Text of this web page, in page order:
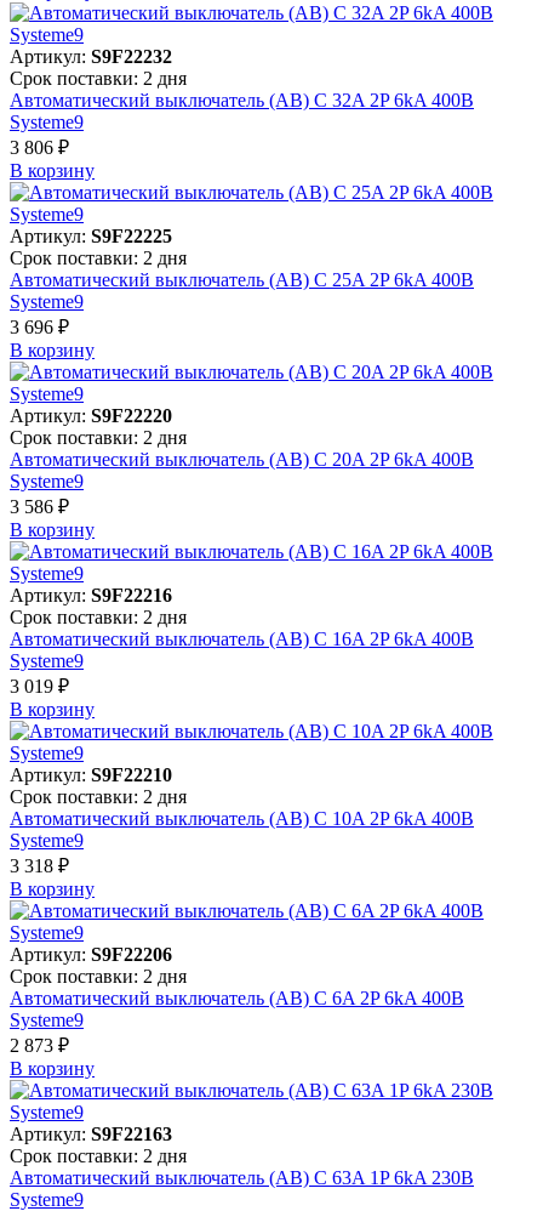
Артикул: S9F22232
Срок поставки: 2 дня
Автоматический выключатель (АВ) C 32A 2P 6kA 400В
Systeme9
3 806 ₽
В корзинy
Артикул: S9F22225
Срок поставки: 2 дня
Автоматический выключатель (АВ) C 25A 2P 6kA 400В
Systeme9
3 696 ₽
В корзинy
Артикул: S9F22220
Срок поставки: 2 дня
Автоматический выключатель (АВ) C 20A 2P 6kA 400В
Systeme9
3 586 ₽
В корзинy
Артикул: S9F22216
Срок поставки: 2 дня
Автоматический выключатель (АВ) C 16A 2P 6kA 400В
Systeme9
3 019 ₽
В корзинy
Артикул: S9F22210
Срок поставки: 2 дня
Автоматический выключатель (АВ) C 10A 2P 6kA 400В
Systeme9
3 318 ₽
В корзинy
Артикул: S9F22206
Срок поставки: 2 дня
Автоматический выключатель (АВ) C 6A 2P 6kA 400В
Systeme9
2 873 ₽
В корзинy
Артикул: S9F22163
Срок поставки: 2 дня
Автоматический выключатель (АВ) C 63A 1P 6kA 230В
Systeme9